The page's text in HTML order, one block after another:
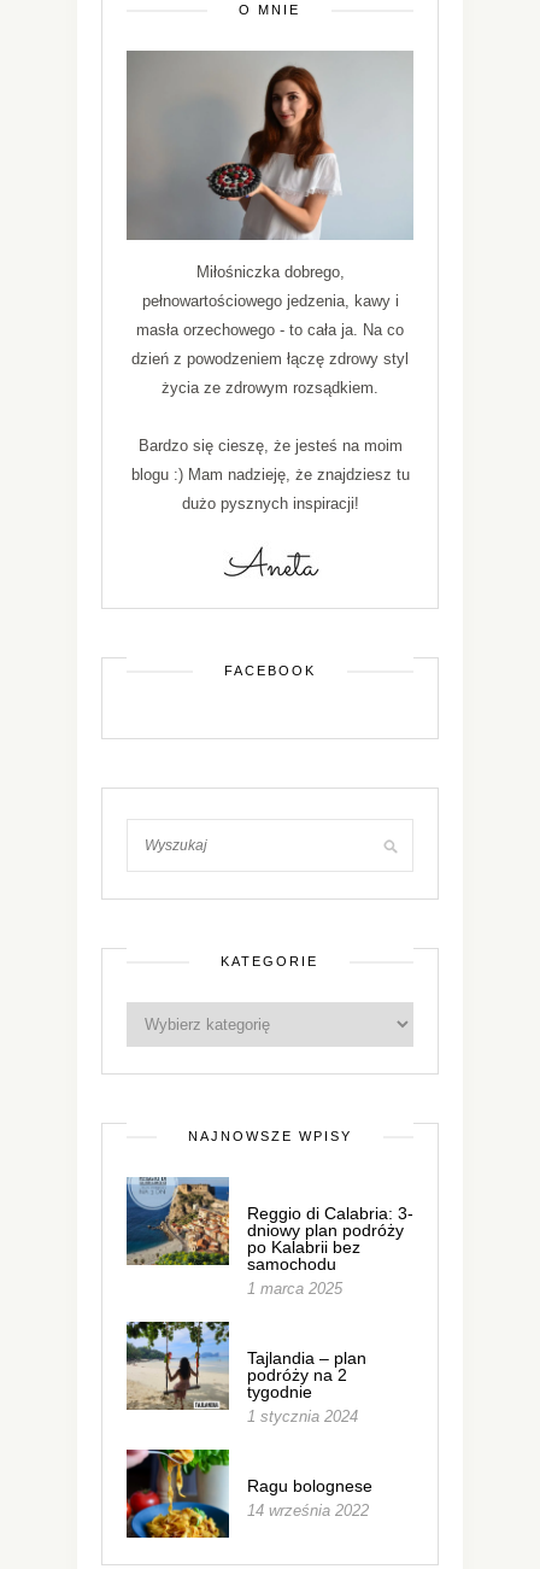
O MNIE
Miłośniczka dobrego,
pełnowartościowego jedzenia, kawy i
masła orzechowego - to cała ja. Na co
dzień z powodzeniem łączę zdrowy styl
życia ze zdrowym rozsądkiem.
Bardzo się cieszę, że jesteś na moim
blogu :) Mam nadzieję, że znajdziesz tu
dużo pysznych inspiracji!
FACEBOOK
KATEGORIE
NAJNOWSZE WPISY
Reggio di Calabria: 3-
dniowy plan podróży
po Kalabrii bez
samochodu
1 marca 2025
Tajlandia – plan
podróży na 2
tygodnie
1 stycznia 2024
Ragu bolognese
14 września 2022